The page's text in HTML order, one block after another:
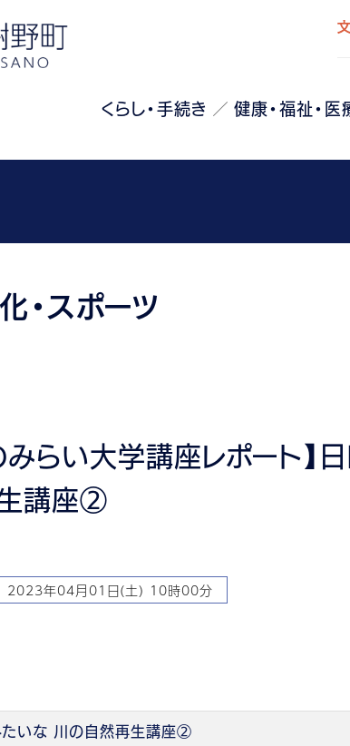
くらし・手続き 健康・福祉・医
・スポーツ
みらい大学講座レポート】
講座②
2023年04月01日(土) 10時00分
たいな 川の自然再生講座②